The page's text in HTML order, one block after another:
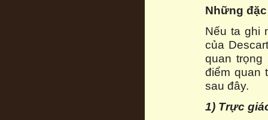
Những
Nếu ta ghi
của
quan trọng
điểm quan
sau đây.
1) Trực